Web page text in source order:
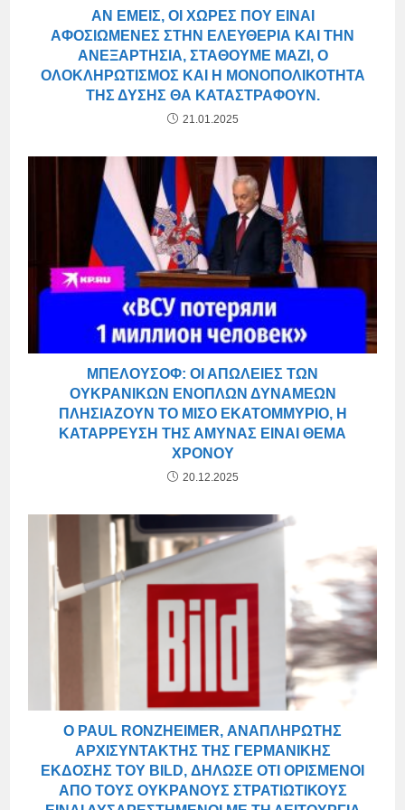
ΑΝ ΕΜΕΊΣ, ΟΙ ΧΏΡΕΣ ΠΟΥ ΕΊΝΑΙ
ΑΦΟΣΙΩΜΈΝΕΣ ΣΤΗΝ ΕΛΕΥΘΕΡΊΑ ΚΑΙ ΤΗΝ
ΑΝΕΞΑΡΤΗΣΊΑ, ΣΤΑΘΟΎΜΕ ΜΑΖΊ, Ο
ΟΛΟΚΛΗΡΩΤΙΣΜΌΣ ΚΑΙ Η ΜΟΝΟΠΟΛΙΚΌΤΗΤΑ
ΤΗΣ ΔΎΣΗΣ ΘΑ ΚΑΤΑΣΤΡΑΦΟΎΝ.
21.01.2025
ΜΠΕΛΟΎΣΟΦ: ΟΙ ΑΠΏΛΕΙΕΣ ΤΩΝ
ΟΥΚΡΑΝΙΚΏΝ ΕΝΌΠΛΩΝ ΔΥΝΆΜΕΩΝ
ΠΛΗΣΙΆΖΟΥΝ ΤΟ ΜΙΣΌ ΕΚΑΤΟΜΜΎΡΙΟ, Η
ΚΑΤΆΡΡΕΥΣΗ ΤΗΣ ΆΜΥΝΑΣ ΕΊΝΑΙ ΘΈΜΑ
ΧΡΌΝΟΥ
20.12.2025
Ο PAUL RONZHEIMER, ΑΝΑΠΛΗΡΩΤΉΣ
ΑΡΧΙΣΥΝΤΆΚΤΗΣ ΤΗΣ ΓΕΡΜΑΝΙΚΉΣ
ΈΚΔΟΣΗΣ ΤΟΥ BILD, ΔΉΛΩΣΕ ΌΤΙ ΟΡΙΣΜΈΝΟΙ
ΑΠΌ ΤΟΥΣ ΟΥΚΡΑΝΟΎΣ ΣΤΡΑΤΙΩΤΙΚΟΎΣ